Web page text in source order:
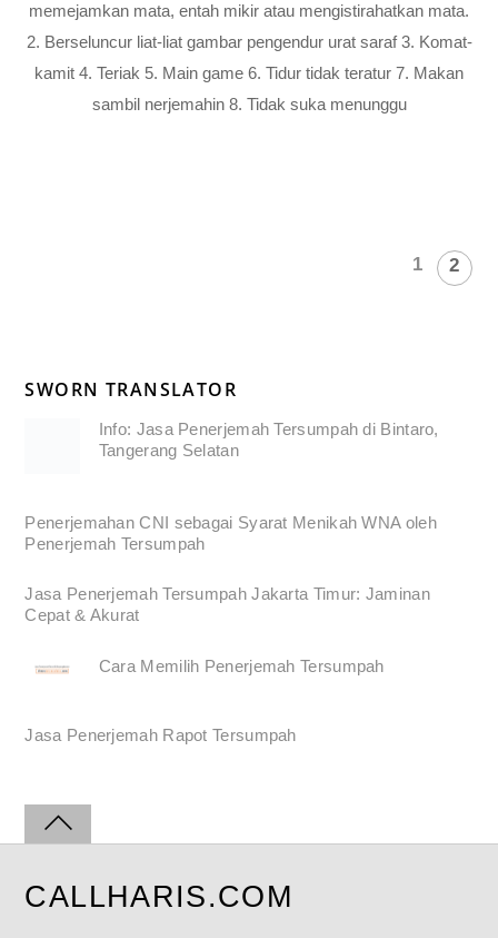
memejamkan mata, entah mikir atau mengistirahatkan mata.
2. Berseluncur liat-liat gambar pengendur urat saraf 3. Komat-
kamit 4. Teriak 5. Main game 6. Tidur tidak teratur 7. Makan
sambil nerjemahin 8. Tidak suka menunggu
1 2
SWORN TRANSLATOR
Info: Jasa Penerjemah Tersumpah di Bintaro,
Tangerang Selatan
Penerjemahan CNI sebagai Syarat Menikah WNA oleh
Penerjemah Tersumpah
Jasa Penerjemah Tersumpah Jakarta Timur: Jaminan
Cepat & Akurat
Cara Memilih Penerjemah Tersumpah
Jasa Penerjemah Rapot Tersumpah
CALLHARIS.COM